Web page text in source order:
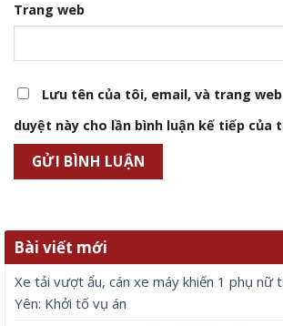
Trang web
Lưu tên của tôi, email, và trang
duyệt này cho lần bình luận kế tiếp của
Bài viết mới
Xe tải vượt ẩu, cán xe máy khiến 1 phụ nữ
Yên: Khởi tố vụ án